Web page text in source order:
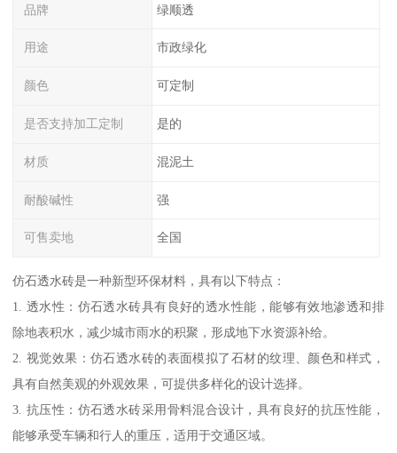
品牌 绿顺透
用途 市政绿化
颜色 可定制
是否支持加工定制 是的
材质 混泥土
耐酸碱性 强
可售卖地 全国
仿石透水砖是一种新型环保材料，具有以下特点：
1. 透水性：仿石透水砖具有良好的透水性能，能够有效地渗透和排
除地表积水，减少城市雨水的积聚，形成地下水资源补给。
2. 视觉效果：仿石透水砖的表面模拟了石材的纹理、颜色和样式，
具有自然美观的外观效果，可提供多样化的设计选择。
3. 抗压性：仿石透水砖采用骨料混合设计，具有良好的抗压性能，
能够承受车辆和行人的重压，适用于交通区域。